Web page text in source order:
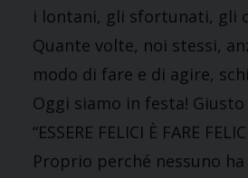
i lontani, gli sfortunati, gli
Quante volte, noi stessi,
modo di fare e di agire,
Oggi siamo in festa!
“ESSERE FELICI È FARE
Proprio perché nessuno